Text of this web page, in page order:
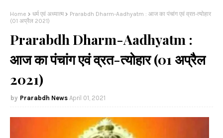
Home धर्म एवं अध्यात्म
Prarabdh Dharm-Aadhyatm : आज का पंचांग एवं व्रत-त्योहार
(01 अप्रैल 2021)
Prarabdh Dharm-Aadhyatm :
आज का पंचांग एवं व्रत-त्योहार (01 अप्रैल
2021)
Prarabdh News April 01, 2021